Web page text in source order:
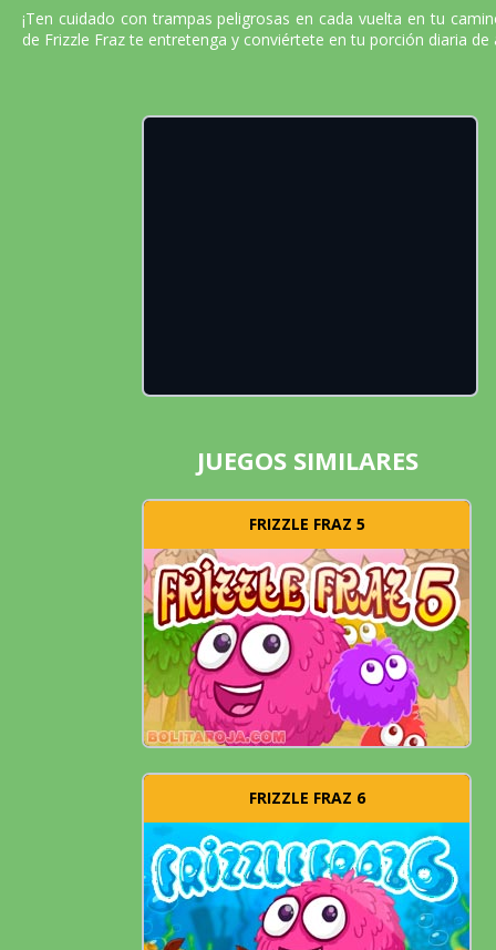
¡Ten cuidado con trampas peligrosas en cada vuelta en tu
de Frizzle Fraz te entretenga y conviértete en tu porción diaria de
JUEGOS SIMILARES
FRIZZLE FRAZ 5
FRIZZLE FRAZ 6